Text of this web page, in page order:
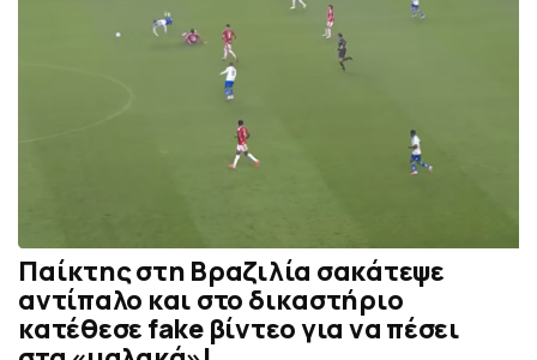
Παίκτης στη Βραζιλία σακάτεψε
αντίπαλο και στο δικαστήριο
κατέθεσε fake βίντεο για να πέσει